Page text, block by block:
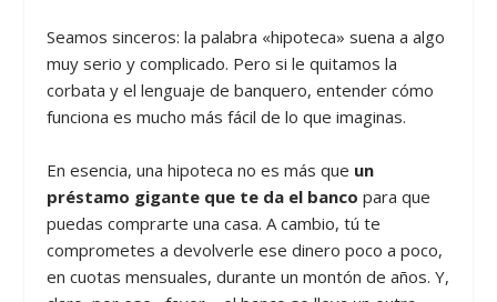
Seamos sinceros: la palabra «hipoteca» suena a algo
muy serio y complicado. Pero si le quitamos la
corbata y el lenguaje de banquero, entender cómo
funciona es mucho más fácil de lo que imaginas.
En esencia, una hipoteca no es más que un
préstamo gigante que te da el banco para que
puedas comprarte una casa. A cambio, tú te
comprometes a devolverle ese dinero poco a poco,
en cuotas mensuales, durante un montón de años. Y,